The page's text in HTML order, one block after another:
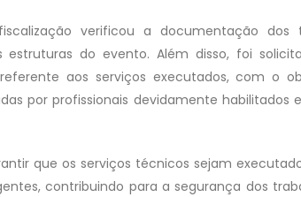
verificou a documentação dos
do evento. Além disso, foi
referente aos serviços executados, com o
por profissionais devidamente habilitados
que os serviços técnicos sejam
contribuindo para a segurança dos